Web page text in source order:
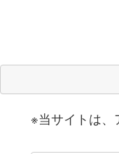
※当サイトは、